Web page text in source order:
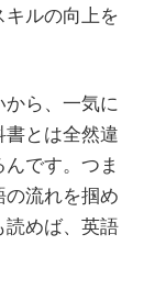
キルの向上を
から、一気に
とは全然違
です。つま
の流れを掴め
読めば、英語